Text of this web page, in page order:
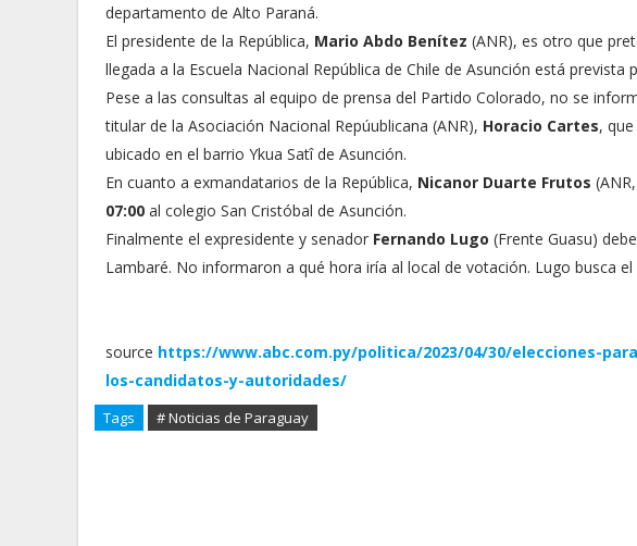
departamento de Alto Paraná.
El presidente de la República, Mario Abdo Benítez (ANR), es otro que
llegada a la Escuela Nacional República de Chile de Asunción está prevista
Pese a las consultas al equipo de prensa del Partido Colorado, no se
titular de la Asociación Nacional Repúublicana (ANR), Horacio Cartes,
ubicado en el barrio Ykua Satî de Asunción.
En cuanto a exmandatarios de la República, Nicanor Duarte Frutos
07:00 al colegio San Cristóbal de Asunción.
Finalmente el expresidente y senador Fernando Lugo (Frente Guasu)
Lambaré. No informaron a qué hora iría al local de votación. Lugo busca
source https://www.abc.com.py/politica/2023/04/30/elecciones-
los-candidatos-y-autoridades/
Tags # Noticias de Paraguay